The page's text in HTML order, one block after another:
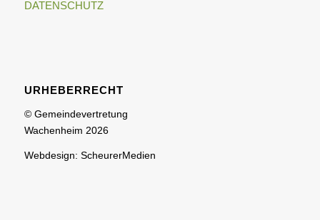
DATENSCHUTZ
URHEBERRECHT
© Gemeindevertretung
Wachenheim 2026
Webdesign: ScheurerMedien